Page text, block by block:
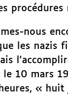
procédures
nous
les nazis
le 10 mars
« huit